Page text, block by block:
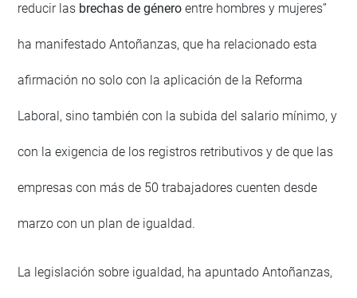
reducir las brechas de género entre hombres y mujeres”
ha manifestado Antoñanzas, que ha relacionado esta
afirmación no solo con la aplicación de la Reforma
Laboral, sino también con la subida del salario mínimo, y
con la exigencia de los registros retributivos y de que las
empresas con más de 50 trabajadores cuenten desde
marzo con un plan de igualdad.
La legislación sobre igualdad, ha apuntado Antoñanzas,